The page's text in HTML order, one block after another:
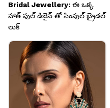
Bridal Jewellery: ఈ ఒక్క
హాత్ ఫుల్ డిజైన్ తో సింపుల్ బ్రైడల్
లుక్